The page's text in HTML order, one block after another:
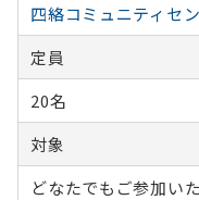
四絡コミュニティセ
定員
20名
対象
どなたでもご参加い